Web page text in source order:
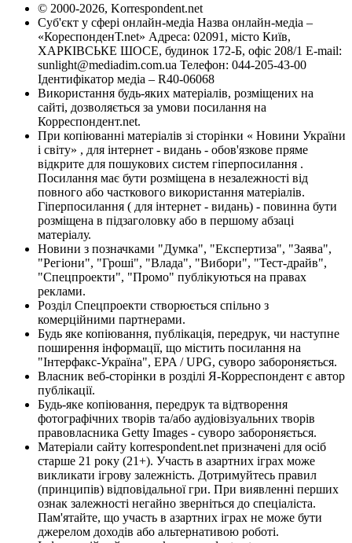
© 2000-2026, Korrespondent.net
Суб'єкт у сфері онлайн-медіа Назва онлайн-медіа –
«КореспонденТ.net» Адреса: 02091, місто Київ,
ХАРКІВСЬКЕ ШОСЕ, будинок 172-Б, офіс 208/1 E-mail:
sunlight@mediadim.com.ua Телефон: 044-205-43-00
Ідентифікатор медіа – R40-06068
Використання будь-яких матеріалів, розміщених на
сайті, дозволяється за умови посилання на
Корреспондент.net.
При копіюванні матеріалів зі сторінки « Новини України
і світу» , для інтернет - видань - обов'язкове пряме
відкрите для пошукових систем гіперпосилання .
Посилання має бути розміщена в незалежності від
повного або часткового використання матеріалів.
Гіперпосилання ( для інтернет - видань) - повинна бути
розміщена в підзаголовку або в першому абзаці
матеріалу.
Новини з позначками "Думка", "Експертиза", "Заява",
"Регіони", "Гроші", "Влада", "Вибори", "Тест-драйв",
"Спецпроекти", "Промо" публікуються на правах
реклами.
Розділ Спецпроекти створюється спільно з
комерційними партнерами.
Будь яке копіювання, публікація, передрук, чи наступне
поширення інформації, що містить посилання на
"Інтерфакс-Україна", EPA / UPG, суворо забороняється.
Власник веб-сторінки в розділі Я-Корреспондент є автор
публікації.
Будь-яке копіювання, передрук та відтворення
фотографічних творів та/або аудіовізуальних творів
правовласника Getty Images - суворо забороняється.
Матеріали сайту korrespondent.net призначені для осіб
старше 21 року (21+). Участь в азартних іграх може
викликати ігрову залежність. Дотримуйтесь правил
(принципів) відповідальної гри. При виявленні перших
ознак залежності негайно зверніться до спеціаліста.
Пам'ятайте, що участь в азартних іграх не може бути
джерелом доходів або альтернативою роботі.